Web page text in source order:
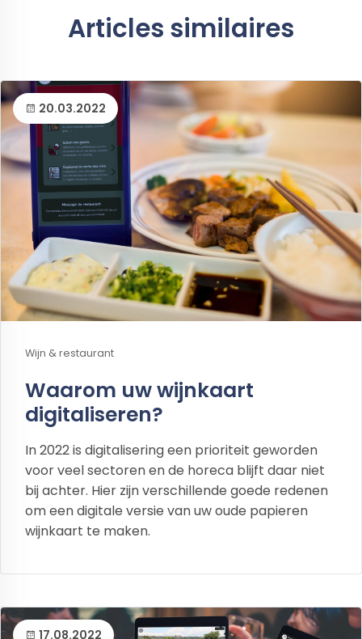
Articles similaires
20.03.2022
Wijn & restaurant
Waarom uw wijnkaart
digitaliseren?
In 2022 is digitalisering een prioriteit geworden
voor veel sectoren en de horeca blijft daar niet
bij achter. Hier zijn verschillende goede redenen
om een digitale versie van uw oude papieren
wijnkaart te maken.
17.08.2022